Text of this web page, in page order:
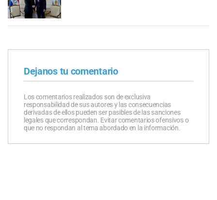
Dejanos tu comentario
Los comentarios realizados son de exclusiva
responsabilidad de sus autores y las consecuencias
derivadas de ellos pueden ser pasibles de las sanciones
legales que correspondan. Evitar comentarios ofensivos o
que no respondan al tema abordado en la información.